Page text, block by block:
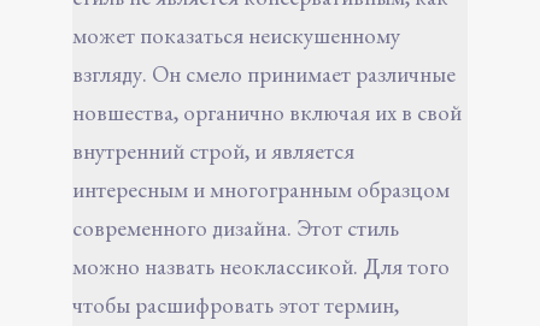
может показаться неискушенному
взгляду. Он смело принимает различные
новшества, органично включая их в свой
внутренний строй, и является
интересным и многогранным образцом
современного дизайна. Этот стиль
можно назвать неоклассикой. Для того
чтобы расшифровать этот термин,